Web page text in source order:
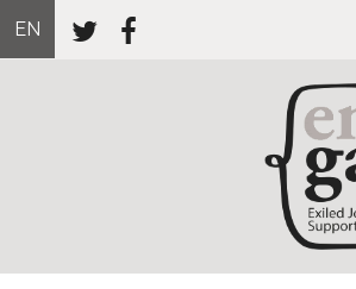
EN